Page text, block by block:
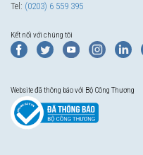
Tel: (0203) 6 559 395
Kết nối với chúng tôi
Website đã thông báo với Bộ Công Thương